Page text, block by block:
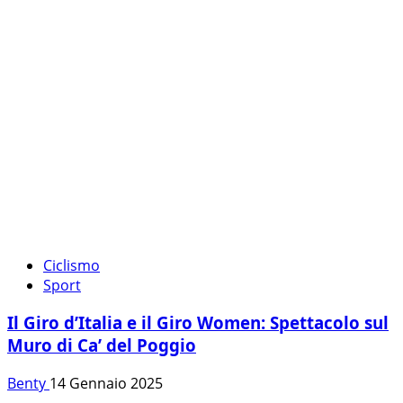
Ciclismo
Sport
Il Giro d’Italia e il Giro Women: Spettacolo sul
Muro di Ca’ del Poggio
Benty 14 Gennaio 2025